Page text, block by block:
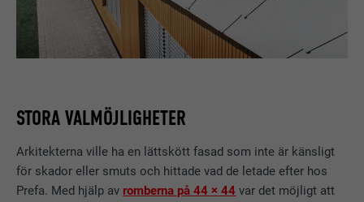
STORA VALMÖJLIGHETER
Arkitekterna ville ha en lättskött fasad som inte är känsligt
för skador eller smuts och hittade vad de letade efter hos
Prefa. Med hjälp av romberna på 44 × 44 var det möjligt att